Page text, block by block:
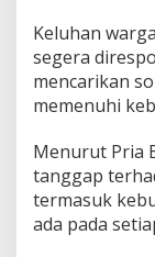
Keluhan
segera
mencarikan
memenuhi
Menurut Pria
tanggap
termasuk
ada pada